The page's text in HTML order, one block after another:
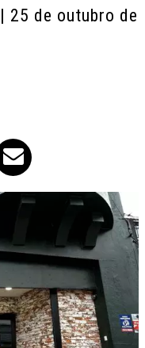
| 25 de outubro de